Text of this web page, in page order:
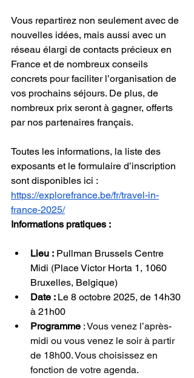
Vous repartirez non seulement avec de
nouvelles idées, mais aussi avec un
réseau élargi de contacts précieux en
France et de nombreux conseils
concrets pour faciliter l’organisation de
vos prochains séjours. De plus, de
nombreux prix seront à gagner, offerts
par nos partenaires français.
Toutes les informations, la liste des
exposants et le formulaire d’inscription
sont disponibles ici :
https://explorefrance.be/fr/travel-in-
france-2025/
Informations pratiques :
Lieu : Pullman Brussels Centre
Midi (Place Victor Horta 1, 1060
Bruxelles, Belgique)
Date : Le 8 octobre 2025, de 14h30
à 21h00
Programme : Vous venez l’après-
midi ou vous venez le soir à partir
de 18h00. Vous choisissez en
fonction de votre agenda.